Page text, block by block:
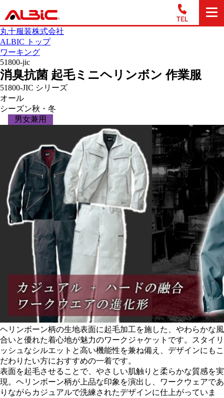
丸十服装株式会社
ALBIC トップ
ワーキング
51800-jic
消臭抗菌 起毛ミニヘリンボン 作業服
51800-JIC シリーズ
オール
シーズン秋・冬
男女兼用
ヘリンボーン柄の生地表面に起毛加工を施した、やわらかな風
合いと優れた着心地が魅力のワークジャケットです。スタイリ
ッシュなシルエットと高い機能性を兼ね備え、デザインにもこ
だわりたい方におすすめの一着です。
表面を起毛させることで、やさしい肌触りと柔らかな質感を実
現。ヘリンボーン柄が上品な印象を演出し、ワークウェアであ
りながらカジュアルで洗練されたデザインに仕上がっていま